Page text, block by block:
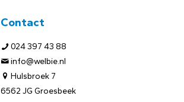
Contact
024 397 43 88
info@welbie.nl
Hulsbroek 7
6562 JG Groesbeek